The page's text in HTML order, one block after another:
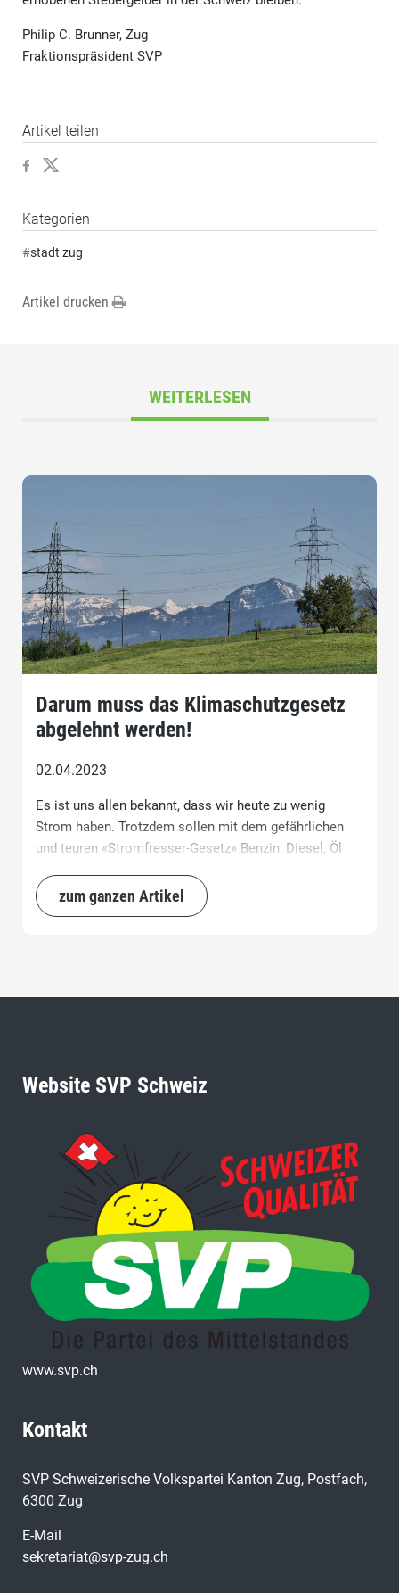
Philip C. Brunner, Zug
Fraktionspräsident SVP
Artikel teilen
Kategorien
#stadt zug
Artikel drucken
WEITERLESEN
Darum muss das Klimaschutzgesetz
abgelehnt werden!
02.04.2023
Es ist uns allen bekannt, dass wir heute zu wenig
Strom haben. Trotzdem sollen mit dem gefährlichen
und teuren «Stromfresser-Gesetz» Benzin, Diesel, Öl
Energieträger heute 60% unseres Energiebedarfs
abdecken.
zum ganzen Artikel
Website SVP Schweiz
www.svp.ch
Kontakt
SVP Schweizerische Volkspartei Kanton Zug, Postfach,
6300 Zug
E-Mail
sekretariat@svp-zug.ch